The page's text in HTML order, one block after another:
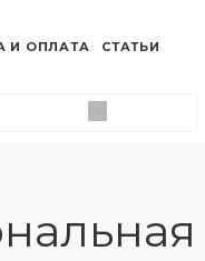
И ОПЛАТА СТАТЬИ